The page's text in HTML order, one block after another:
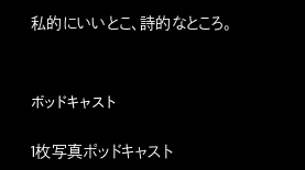
私的にいいとこ、詩的なところ。
ポッドキャスト
1枚写真ポッドキャスト